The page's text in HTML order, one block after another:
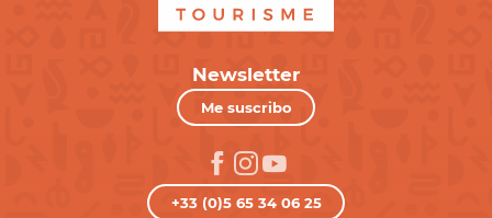
Newsletter
Me suscribo
+33 (0)5 65 34 06 25